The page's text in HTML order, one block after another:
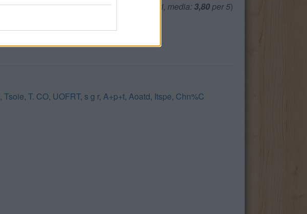
voti, media: 3,80per 5)
, Tsoie, T. CO, UOFRT, s g r, A+p+t, Aoatd, Itspe, Chn%C